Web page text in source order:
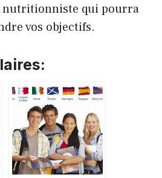
qui pourra
vos objectifs.